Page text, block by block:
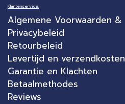
Klantenservice:
Algemene Voorwaarden &
Privacybeleid
Retourbeleid
Levertijd en verzendkosten
Garantie en Klachten
Betaalmethodes
Reviews